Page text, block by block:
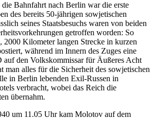
die Bahnfahrt nach Berlin war die erste
des bereits 50-jährigen sowjetischen
seines Staatsbesuchs waren von beiden
getroffen worden: So
2000 Kilometer langen Strecke in kurzen
während im Innern des Zuges eine
den Volkskommissar für Äußeres Acht
man alles für die Sicherheit des sowjetischen
in Berlin lebenden Exil-Russen in
verbracht, wobei das Reich die
übernahm.
um 11.05 Uhr kam Molotov auf dem